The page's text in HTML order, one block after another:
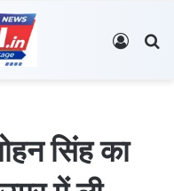
Log In
सिंह का